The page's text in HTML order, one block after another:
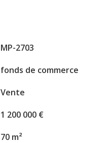
MP-2703
fonds de commerce
Vente
1 200 000 €
70 m²